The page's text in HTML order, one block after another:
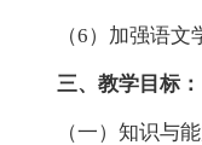
（6）加强语文学
三、教学目标：
（一）知识与能